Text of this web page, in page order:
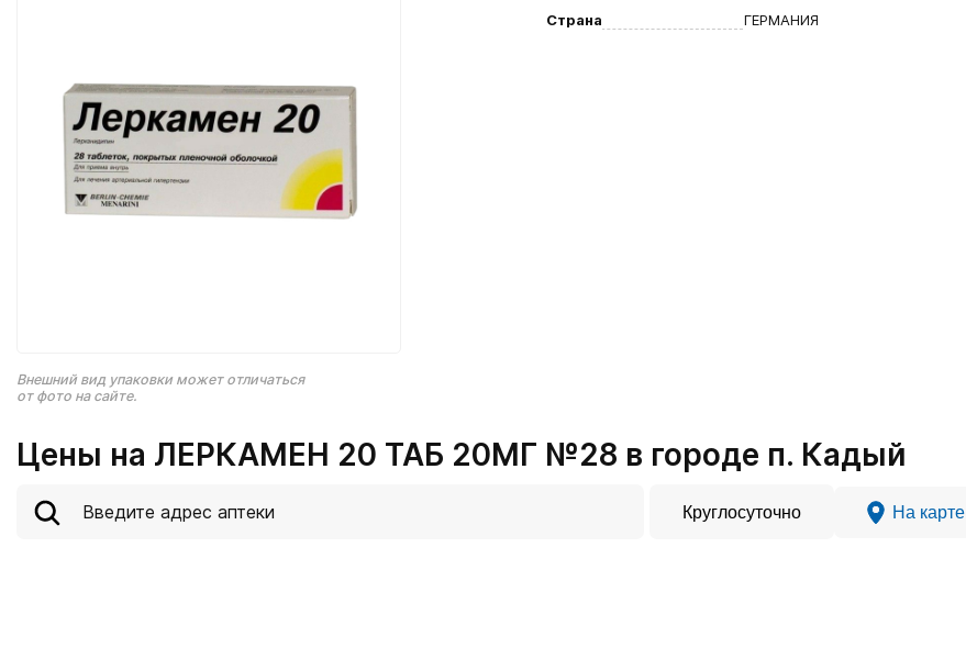
Внешний вид упаковки может отличаться
от фото на сайте.
Страна
ГЕРМАНИЯ
Цены на ЛЕРКАМЕН 20 ТАБ 20МГ №28 в городе п. Кадый
Круглосуточно На карте